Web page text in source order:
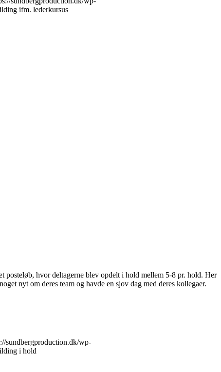
ifm. lederkursus
posteløb, hvor deltagerne blev opdelt i hold mellem 5-8 pr. hold. Her
nyt om deres team og havde en sjov dag med deres kollegaer.
sundbergproduction.dk/wp-
i hold